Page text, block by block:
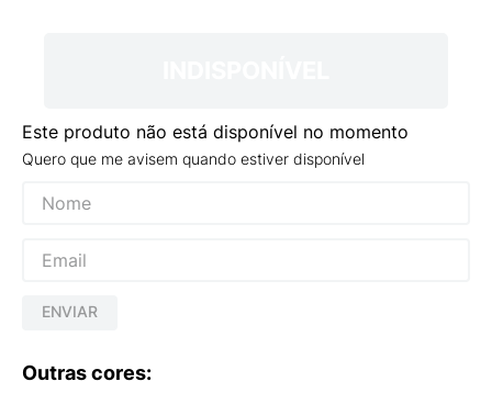
Este produto não está disponível no momento
Quero que me avisem quando estiver disponível
ENVIAR
Outras cores: